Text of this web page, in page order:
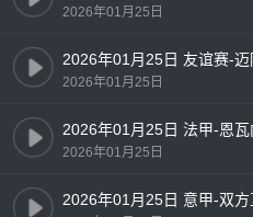
2026年01月25日
2026年01月25日
2026年01月25日
2026年01月25日 意甲-双